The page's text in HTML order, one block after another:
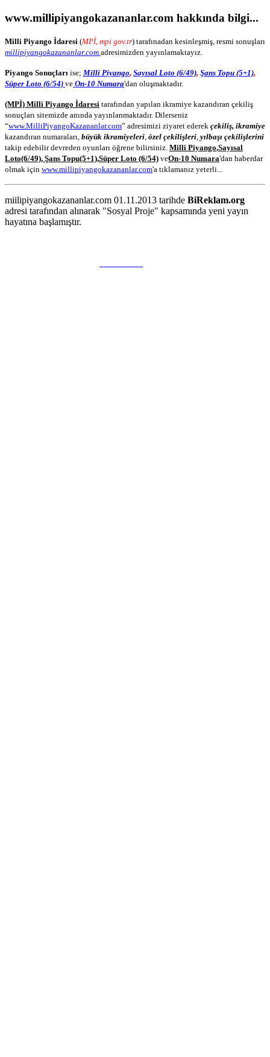
www.millipiyangokazananlar.com hakkında bilgi...
Milli Piyango İdaresi (MPİ, mpi gov.tr) tarafınadan kesinleşmiş, resmi sonuşları
millipiyangokazananlar.com adresimizden yayınlamaktayız.
Piyango Sonuçları ise; Milli Piyango, Sayısal Loto (6/49), Şans Topu (5+1),
Süper Loto (6/54) ve On-10 Numara'dan oluşmaktadır.
(MPİ) Milli Piyango İdaresi tarafından yapılan ikramiye kazandıran çekiliş
sonuçları sitemizde anında yayınlanmaktadır. Dilerseniz
“www.MilliPiyangoKazananlar.com” adresimizi ziyaret ederek çekiliş, ikramiye
kazandıran numaraları, büyük ikramiyeleri, özel çekilişleri, yılbaşı çekilişlerini
takip edebilir devreden oyunları öğrene bilirsiniz. Milli Piyango,Sayısal
Loto(6/49), Şans Topu(5+1),Süper Loto (6/54) veOn-10 Numara'dan haberdar
olmak için www.millipiyangokazananlar.com'a tıklamanız yeterli...
miilipiyangokazananlar.com 01.11.2013 tarihde BiReklam.org
adresi tarafından alınarak "Sosyal Proje" kapsamında yeni yayın
hayatına başlamıştır.